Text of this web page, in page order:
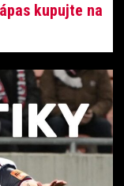
kupujte na